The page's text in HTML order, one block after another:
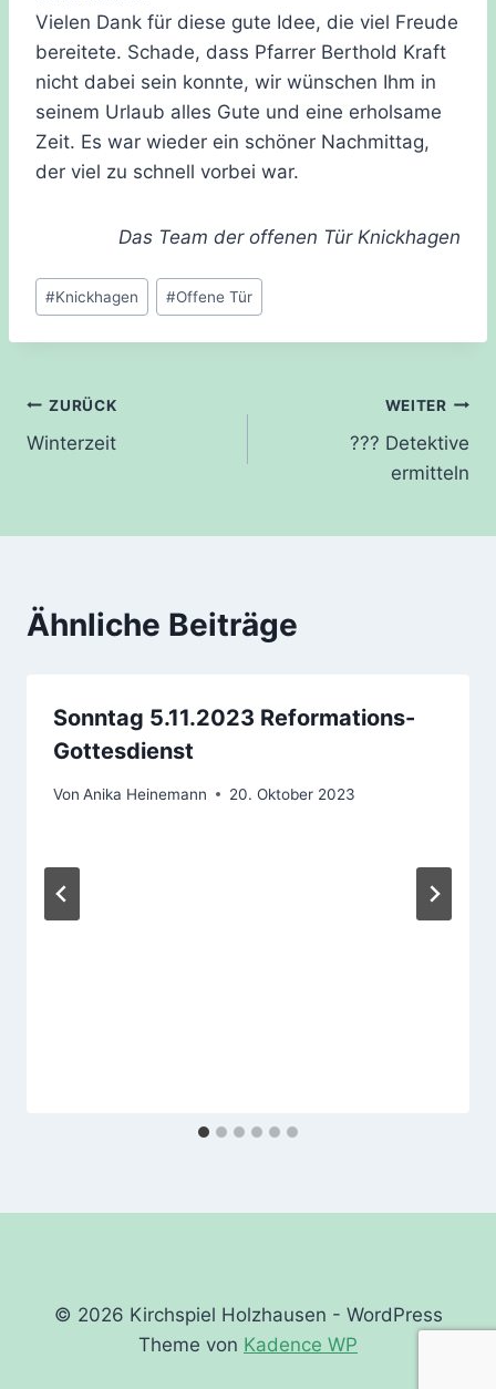
Vielen Dank für diese gute Idee, die viel Freude
bereitete. Schade, dass Pfarrer Berthold Kraft
nicht dabei sein konnte, wir wünschen Ihm in
seinem Urlaub alles Gute und eine erholsame
Zeit. Es war wieder ein schöner Nachmittag,
der viel zu schnell vorbei war.
Das Team der offenen Tür Knickhagen
Schlagworte:
#Knickhagen #Offene Tür
Beitragsnavigation
ZURÜCK
Winterzeit
WEITER
??? Detektive
ermitteln
Ähnliche Beiträge
Sonntag 5.11.2023 Reformations-
Gottesdienst
Von Anika Heinemann 20. Oktober 2023
© 2026 Kirchspiel Holzhausen - WordPress
Theme von Kadence WP